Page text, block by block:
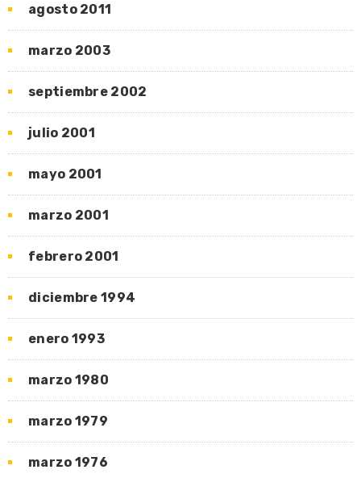
agosto 2011
marzo 2003
septiembre 2002
julio 2001
mayo 2001
marzo 2001
febrero 2001
diciembre 1994
enero 1993
marzo 1980
marzo 1979
marzo 1976